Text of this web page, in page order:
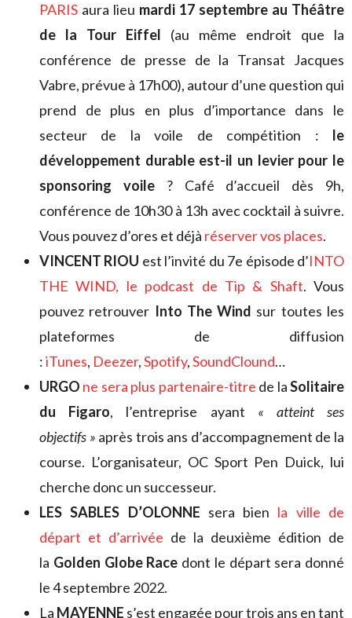
PARIS aura lieu mardi 17 septembre au Théâtre
de la Tour Eiffel (au même endroit que la
conférence de presse de la Transat Jacques
Vabre, prévue à 17h00), autour d’une question qui
prend de plus en plus d’importance dans le
secteur de la voile de compétition : le
développement durable est-il un levier pour le
sponsoring voile? Café d’accueil dès 9h,
conférence de 10h30 à 13h avec cocktail à suivre.
Vous pouvez d’ores et déjà réserver vos places.
VINCENT RIOU est l’invité du 7e épisode d’INTO
THE WIND, le podcast de Tip & Shaft. Vous
pouvez retrouver Into The Wind sur toutes les
plateformes de diffusion
:iTunes, Deezer,Spotify,SoundClound…
URGO ne sera plus partenaire-titre de laSolitaire
du Figaro, l’entreprise ayant « atteint ses
objectifs » après trois ans d’accompagnement de la
course. L’organisateur, OC Sport Pen Duick, lui
cherche donc un successeur.
LES SABLES D’OLONNE sera bien la ville de
départ et d’arrivée de la deuxième édition de
la Golden Globe Race dont le départ sera donné
le 4 septembre 2022.
La MAYENNE s’est engagée pour trois ans en tant